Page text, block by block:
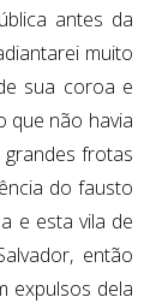
antes da
muito
sua coroa e
que não havia
frotas
do fausto
e esta vila de
então
expulsos dela